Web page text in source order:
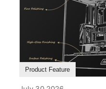
คอมพิวเตอร์เกม RGB
ที่สุดควรช่วยเพิ่มประสบ
อุปสรรค ทำให้การเลือกขอ
คือเงื่อนไขสำคัญ 5 ประ
ที่ดีที่สุด? 1. ซอฟต์แวร์รอ
ระหว่างอุปกรณ์ต่าง ๆ ไ
การใช้งานร่วมกันอย่าง
ชิ้นหรือไม่ ซอฟต์แวร์
Product Feature